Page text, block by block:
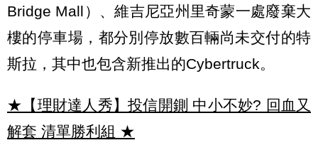
Bridge Mall）、維吉尼亞州里奇蒙一處廢棄大
樓的停車場，都分別停放數百輛尚未交付的特
斯拉，其中也包含新推出的Cybertruck。
★【理財達人秀】投信開鍘 中小不妙? 回血又
解套 清單勝利組 ★